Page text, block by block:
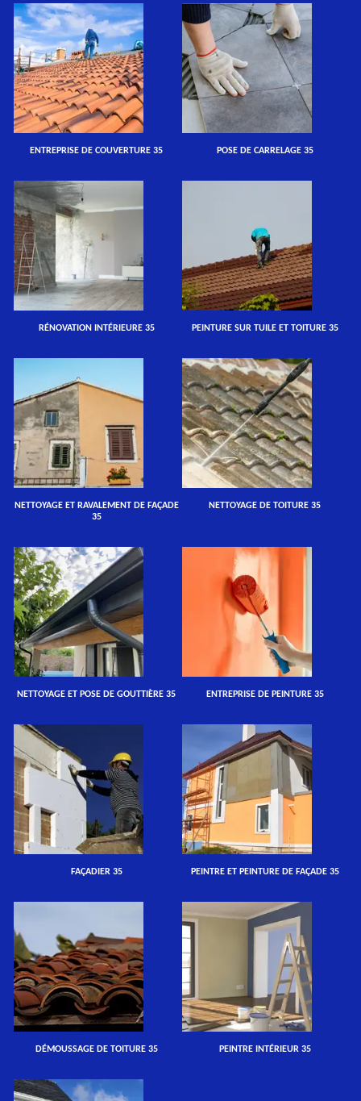
ENTREPRISE DE COUVERTURE 35 POSE DE CARRELAGE 35
RÉNOVATION INTÉRIEURE 35 PEINTURE SUR TUILE ET TOITURE 35
NETTOYAGE ET RAVALEMENT DE FAÇADE
35
NETTOYAGE DE TOITURE 35
NETTOYAGE ET POSE DE GOUTTIÈRE 35 ENTREPRISE DE PEINTURE 35
FAÇADIER 35 PEINTRE ET PEINTURE DE FAÇADE 35
DÉMOUSSAGE DE TOITURE 35 PEINTRE INTÉRIEUR 35